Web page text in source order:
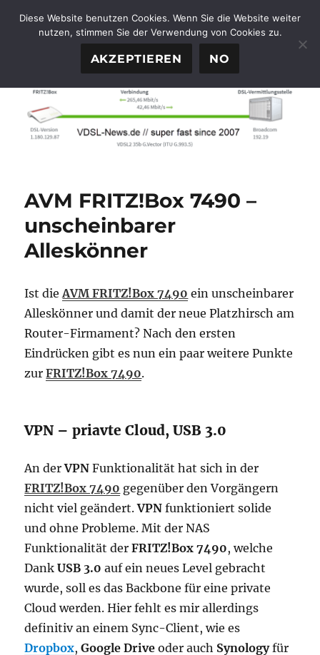
FTTH-News.de
AVM FRITZ!Box 7490 –
unscheinbarer
Alleskönner
Ist dieAVM FRITZ!Box 7490 ein unscheinbarer
Alleskönner und damit der neue Platzhirsch am
Router-Firmament? Nach den ersten
Eindrücken gibt es nun ein paar weitere Punkte
zurFRITZ!Box 7490.
VPN – priavte Cloud, USB 3.0
An derVPN Funktionalität hat sich in der
FRITZ!Box 7490 gegenüber den Vorgängern
nicht viel geändert.VPN funktioniert solide
und ohne Probleme. Mit der NAS
Funktionalität derFRITZ!Box 7490, welche
DankUSB 3.0 auf ein neues Level gebracht
wurde, soll es das Backbone für eine private
Cloud werden. Hier fehlt es mir allerdings
definitiv an einem Sync-Client, wie es
Dropbox,Google Drive oder auch Synologyfür
Diese Website benutzen Cookies. Wenn Sie die Website weiter
nutzen, stimmen Sie der Verwendung von Cookies zu.
AKZEPTIEREN NO